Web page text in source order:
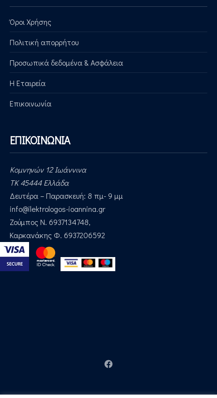
Όροι Χρήσης
Πολιτική απορρήτου
Προσωπικά δεδομένα & Ασφάλεια
Η Εταιρεία
Επικοινωνία
ΕΠΙΚΟΙΝΩΝΙΑ
Κομνηνών 12 Ιωάννινα
ΤΚ 45444 Ελλάδα
Δευτέρα – Παρασκευή: 8 πμ- 9 μμ
Email:
info@ilektrologos-ioannina.gr
Τηλέφωνα:
Ζούμπος Ν. 6937134748,
Καρκανάκης Φ. 6937206592
Νέο παράθυρο